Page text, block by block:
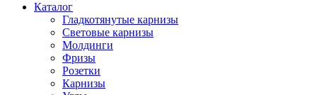
Каталог
Гладкотянутые карнизы
Световые карнизы
Молдинги
Фризы
Розетки
Карнизы